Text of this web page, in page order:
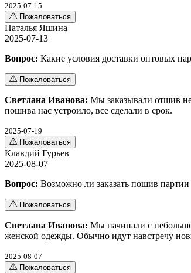
2025-07-15
Пожаловаться
Наталья Яшина
2025-07-13
Вопрос: Какие условия доставки оптовых
Пожаловаться
Светлана Иванова: Мы заказывали отшив
пошива нас устроило, все сделали в срок.
2025-07-19
Пожаловаться
Клавдий Гурьев
2025-08-07
Вопрос: Возможно ли заказать пошив
Пожаловаться
Светлана Иванова: Мы начинали с
женской одежды. Обычно идут навстречу
2025-08-07
Пожаловаться